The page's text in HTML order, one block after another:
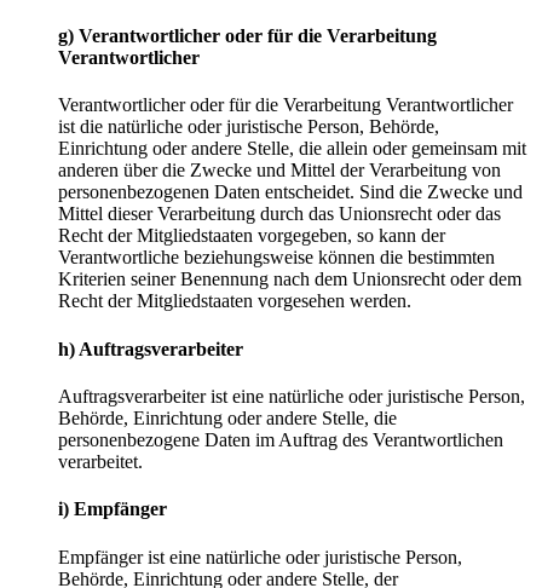
g) Verantwortlicher oder für die Verarbeitung
Verantwortlicher
Verantwortlicher oder für die Verarbeitung Verantwortlicher
ist die natürliche oder juristische Person, Behörde,
Einrichtung oder andere Stelle, die allein oder gemeinsam mit
anderen über die Zwecke und Mittel der Verarbeitung von
personenbezogenen Daten entscheidet. Sind die Zwecke und
Mittel dieser Verarbeitung durch das Unionsrecht oder das
Recht der Mitgliedstaaten vorgegeben, so kann der
Verantwortliche beziehungsweise können die bestimmten
Kriterien seiner Benennung nach dem Unionsrecht oder dem
Recht der Mitgliedstaaten vorgesehen werden.
h) Auftragsverarbeiter
Auftragsverarbeiter ist eine natürliche oder juristische Person,
Behörde, Einrichtung oder andere Stelle, die
personenbezogene Daten im Auftrag des Verantwortlichen
verarbeitet.
i) Empfänger
Empfänger ist eine natürliche oder juristische Person,
Behörde, Einrichtung oder andere Stelle, der